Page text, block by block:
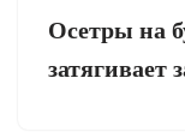
Осетры на